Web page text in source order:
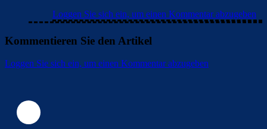
Loggen Sie sich ein, um einen Kommentar abzugeben
Kommentieren Sie den Artikel
Loggen Sie sich ein, um einen Kommentar abzugeben